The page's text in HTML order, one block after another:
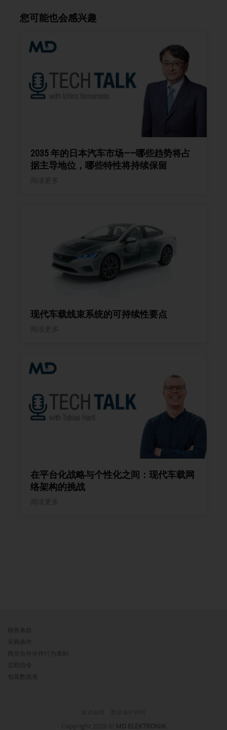
您可能也会感兴趣
2035 年的日本汽车市场——哪些趋势将占
据主导地位，哪些特性将持续保留
现代车载线束系统的可持续性要点
在平台化战略与个性化之间：现代车载网
络架构的挑战
销售条款
采购条件
商业合作伙伴行为准则
后勤指令
包装数据表
Copyright 2026 © MD ELEKTRONIK